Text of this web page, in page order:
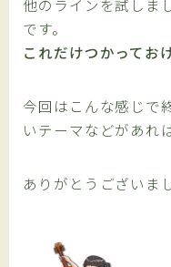
他のラインを試しま
です。
これだけつかってお
今回はこんな感じで
いテーマなどがあれ
ありがとうございま